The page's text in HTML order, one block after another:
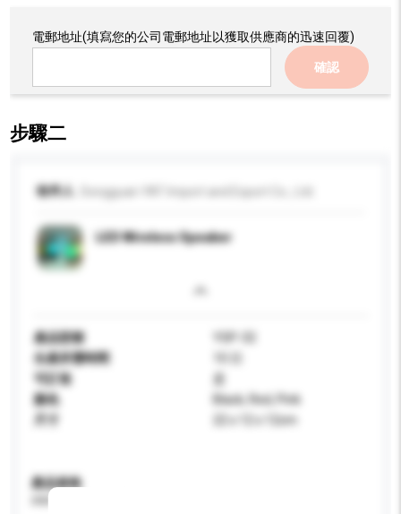
電郵地址(填寫您的公司電郵地址以獲取供應商的迅速回覆)
確認
步驟二
收件人 Dongguan YAT Import and Export Co., Ltd.
LED Wireless Speaker
產品型號
生產所需時間
可訂造
是
顏色
Black, Red, Pink
22 x 12 x 12cm
產品規格